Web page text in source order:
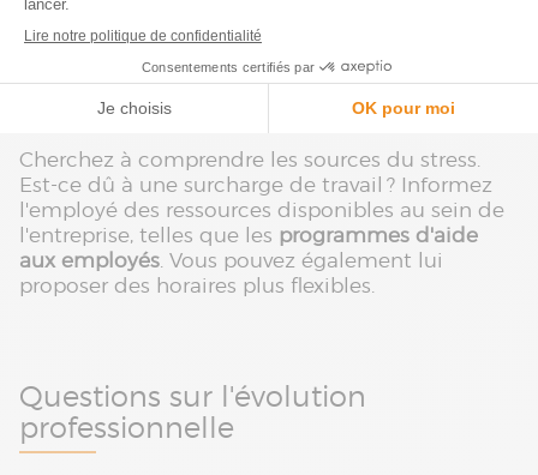
12. Comment avez-vous géré le
stress et la pression liés à votre
travail cette année ?
Cherchez à comprendre les sources du stress.
Est-ce dû à une surcharge de travail ? Informez
l'employé des ressources disponibles au sein de
l'entreprise, telles que les programmes d'aide
aux employés. Vous pouvez également lui
proposer des horaires plus flexibles.
Questions sur l'évolution
professionnelle